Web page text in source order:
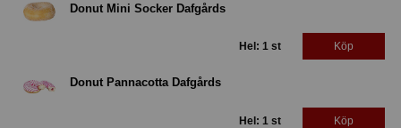
Donut Mini Socker Dafgårds
Hel: 1 st Köp
Donut Pannacotta Dafgårds
Hel: 1 st Köp